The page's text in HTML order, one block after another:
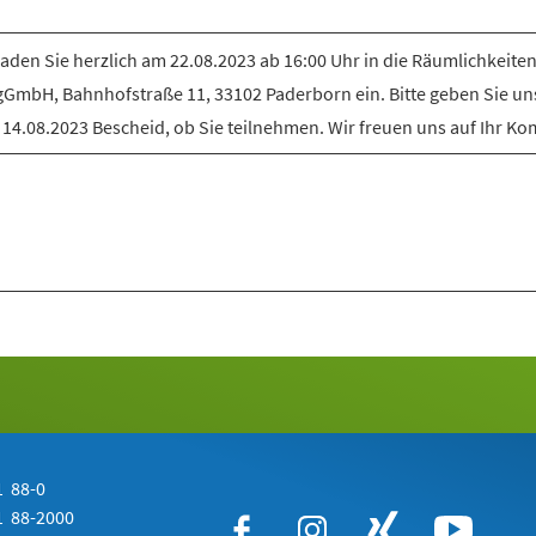
Sie herzlich am 22.08.2023 ab 16:00 Uhr in die
Bahnhofstraße 11, 33102 Paderborn ein. Bitte geben Sie
Bescheid, ob Sie teilnehmen. Wir freuen uns auf Ihr
88-0
88-2000